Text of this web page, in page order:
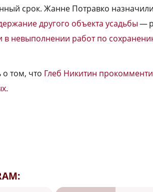
срок. Жанне Потравко
другого объекта усадьбы—
в невыполнении работ по
том, что Глеб Никитин